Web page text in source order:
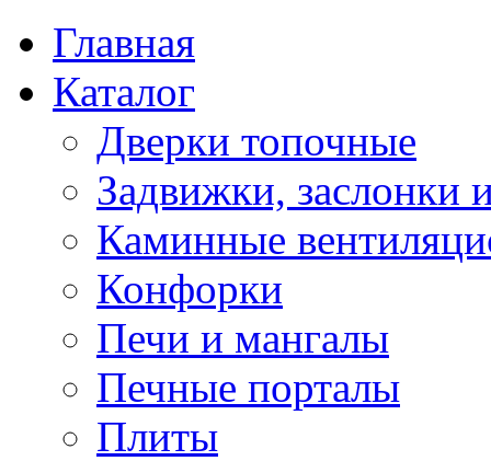
Главная
Каталог
Дверки топочные
Задвижки, заслонки
Каминные
Конфорки
Печи и мангалы
Печные порталы
Плиты